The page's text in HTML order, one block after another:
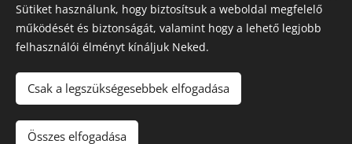
© Medita masszázs és izomterápia
Sütiket használunk, hogy biztosítsuk a weboldal megfelelő
működését és biztonságát, valamint hogy a lehető legjobb
felhasználói élményt kínáljuk Neked.
Csak a legszükségesebbek elfogadása
Összes elfogadása